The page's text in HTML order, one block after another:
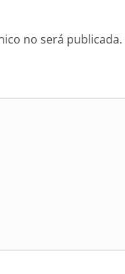
no será publicada.